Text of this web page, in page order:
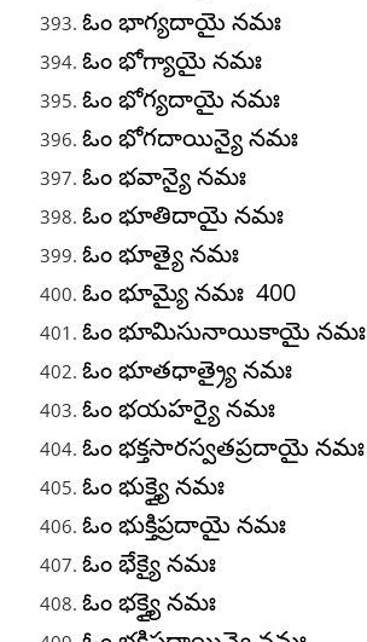
ఓం భాగ్యదాయై నమః
ఓం భోగ్యాయై నమః
ఓం భోగ్యదాయై నమః
ఓం భోగదాయిన్యై నమః
ఓం భవాన్యై నమః
ఓం భూతిదాయై నమః
ఓం భూత్యై నమః
ఓం భూమ్యై నమః 400
ఓం భూమిసునాయికాయై నమః
ఓం భూతధాత్ర్యై నమః
ఓం భయహర్యై నమః
ఓం భక్తసారస్వతప్రదాయై నమః
ఓం భుక్త్యై నమః
ఓం భుక్తిప్రదాయై నమః
ఓం భేక్యై నమః
ఓం భక్త్యై నమః